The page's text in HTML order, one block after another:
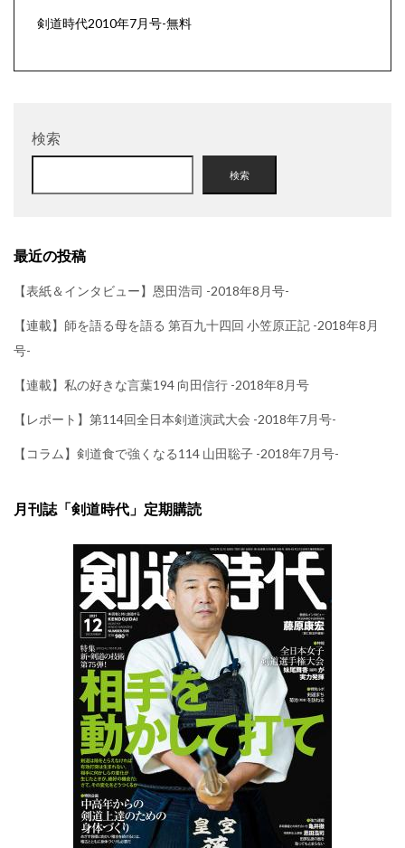
剣道時代2010年7月号-無料
検索
検索
最近の投稿
【表紙＆インタビュー】恩田浩司 -2018年8月号-
【連載】師を語る母を語る 第百九十四回 小笠原正記 -2018年8月
号-
【連載】私の好きな言葉194 向田信行 -2018年8月号
【レポート】第114回全日本剣道演武大会 -2018年7月号-
【コラム】剣道食で強くなる114 山田聡子 -2018年7月号-
月刊誌「剣道時代」定期購読